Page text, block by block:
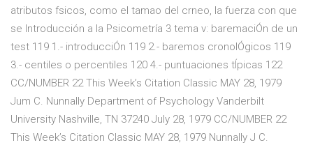
atributos fsicos, como el tamao del crneo, la fuerza con que
se Introducción a la Psicometría 3 tema v: baremaciÓn de un
test 119 1.- introducciÓn 119 2.- baremos cronolÓgicos 119
3.- centiles o percentiles 120 4.- puntuaciones tÍpicas 122
CC/NUMBER 22 This Week’s Citation Classic MAY 28, 1979
Jum C. Nunnally Department of Psychology Vanderbilt
University Nashville, TN 37240 July 28, 1979 CC/NUMBER 22
This Week’s Citation Classic MAY 28, 1979 Nunnally J C.